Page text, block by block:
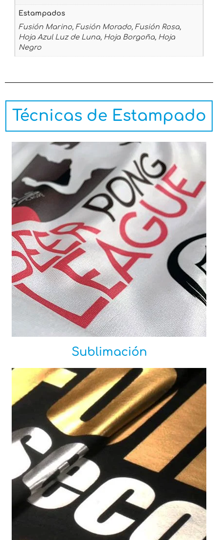
Estampados
Fusión Marino, Fusión Morado, Fusión Rosa,
Hoja Azul Luz de Luna, Hoja Borgoña, Hoja
Negro
Técnicas de Estampado
Sublimación